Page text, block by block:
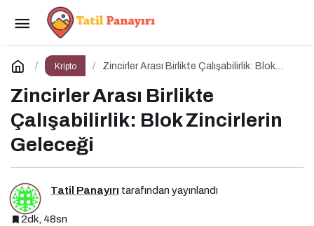
Kripto
Zincirler Arası Birlikte Çalışabilirlik: Blok
Zincirler Arası Birlikte
Çalışabilirlik: Blok Zincirlerin
Geleceği
Tatil Panayırı tarafından yayınlandı
2dk, 48sn
BtcTurk’te Şüpheli İşlem Alarmı: 48 Milyon
Dolarlık Çıkış İddiası
Yorum Yap